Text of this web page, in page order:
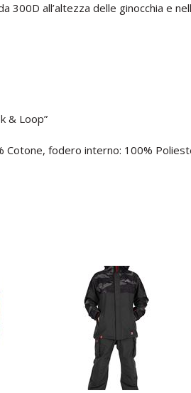
300D all’altezza delle ginocchia e
& Loop”
fodero interno: 100%